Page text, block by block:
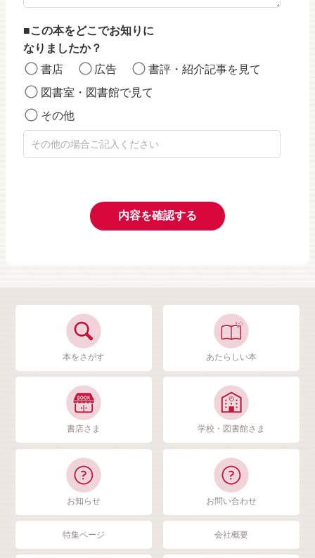
この本をどこでお知りに
なりましたか？
書店
広告
書評・紹介記事を見て
図書室・図書館で見て
その他
内容を確認する
本をさがす あたらしい本
書店さま 学校・図書館さま
お知らせ お問い合わせ
特集ページ 会社概要